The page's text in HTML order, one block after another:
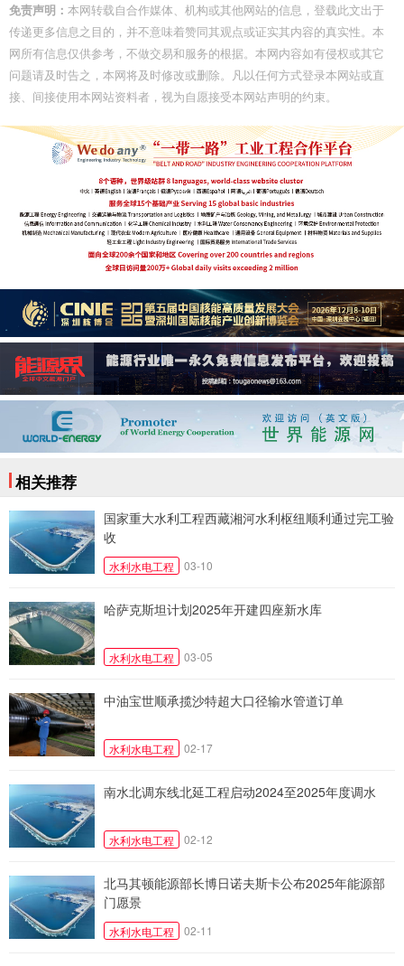
免责声明： 本网转载自合作媒体、机构或其他网站的信息，登载此文出于
传递更多信息之目的，并不意味着赞同其观点或证实其内容的真实性。本
网所有信息仅供参考，不做交易和服务的根据。本网内容如有侵权或其它
问题请及时告之，本网将及时修改或删除。凡以任何方式登录本网站或直
接、间接使用本网站资料者，视为自愿接受本网站声明的约束。
相关推荐
国家重大水利工程西藏湘河水利枢纽顺利通过完工验
收
水利水电工程 03-10
哈萨克斯坦计划2025年开建四座新水库
水利水电工程 03-05
中油宝世顺承揽沙特超大口径输水管道订单
水利水电工程 02-17
南水北调东线北延工程启动2024至2025年度调水
水利水电工程 02-12
北马其顿能源部长博日诺夫斯卡公布2025年能源部
门愿景
水利水电工程 02-11